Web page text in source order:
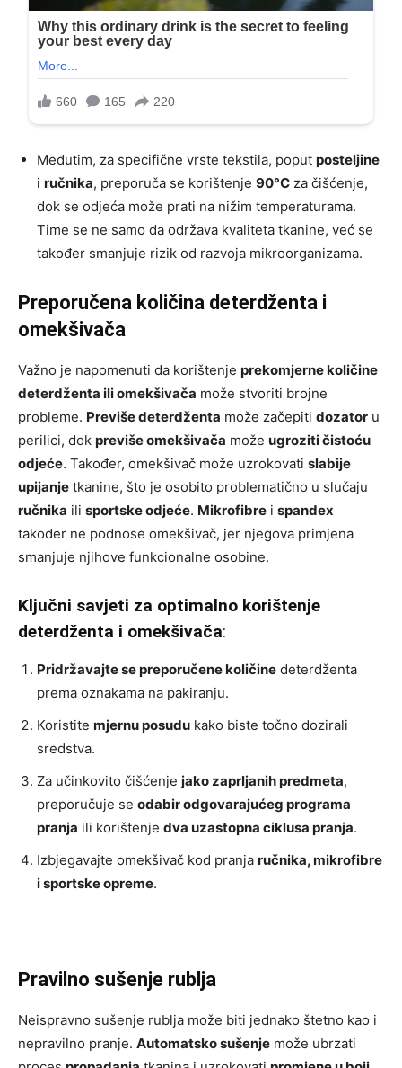
Međutim, za specifične vrste tekstila, poput posteljine
i ručnika, preporuča se korištenje 90°C za čišćenje,
dok se odjeća može prati na nižim temperaturama.
Time se ne samo da održava kvaliteta tkanine, već se
također smanjuje rizik od razvoja mikroorganizama.
Preporučena količina deterdženta i
omekšivača
Važno je napomenuti da korištenje prekomjerne količine
deterdženta ili omekšivača može stvoriti brojne
probleme. Previše deterdženta može začepiti dozator u
perilici, dok previše omekšivača može ugroziti čistoću
odjeće. Također, omekšivač može uzrokovati slabije
upijanje tkanine, što je osobito problematično u slučaju
ručnika ili sportske odjeće. Mikrofibre i spandex
također ne podnose omekšivač, jer njegova primjena
smanjuje njihove funkcionalne osobine.
Ključni savjeti za optimalno korištenje
deterdženta i omekšivača:
Pridržavajte se preporučene količine deterdženta
prema oznakama na pakiranju.
Koristite mjernu posudu kako biste točno dozirali
sredstva.
Za učinkovito čišćenje jako zaprljanih predmeta,
preporučuje se odabir odgovarajućeg programa
pranja ili korištenje dva uzastopna ciklusa pranja.
Izbjegavajte omekšivač kod pranja ručnika, mikrofibre
i sportske opreme.
Pravilno sušenje rublja
Neispravno sušenje rublja može biti jednako štetno kao i
nepravilno pranje. Automatsko sušenje može ubrzati